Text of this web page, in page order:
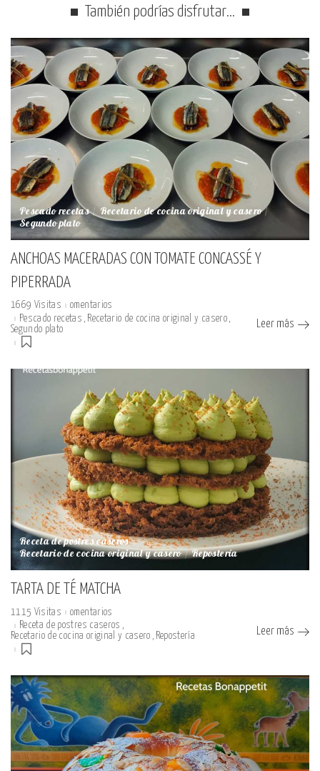
También podrías disfrutar…
Pescado recetas Recetario de cocina original y casero
Segundo plato
ANCHOAS MACERADAS CON TOMATE CONCASSÉ Y
PIPERRADA
1669 Visitas
omentarios
Pescado recetas
Recetario de cocina original y casero
Segundo plato
Leer más
Receta de postres caseros
Recetario de cocina original y casero Repostería
TARTA DE TÉ MATCHA
1115 Visitas
omentarios
Receta de postres caseros
Recetario de cocina original y casero
Repostería Leer más